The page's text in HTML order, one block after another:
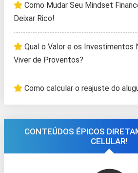
Como Mudar Seu Mindset
Deixar Rico!
Qual o Valor e os Investimentos
Viver de Proventos?
Como calcular o reajuste do
CONTEÚDOS ÉPICOS
CELULAR!